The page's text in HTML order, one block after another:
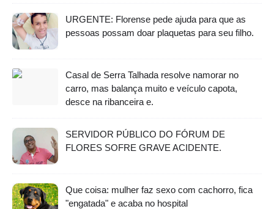
URGENTE: Florense pede ajuda para que as
pessoas possam doar plaquetas para seu filho.
Casal de Serra Talhada resolve namorar no
carro, mas balança muito e veículo capota,
desce na ribanceira e.
SERVIDOR PÚBLICO DO FÓRUM DE
FLORES SOFRE GRAVE ACIDENTE.
Que coisa: mulher faz sexo com cachorro, fica
"engatada" e acaba no hospital